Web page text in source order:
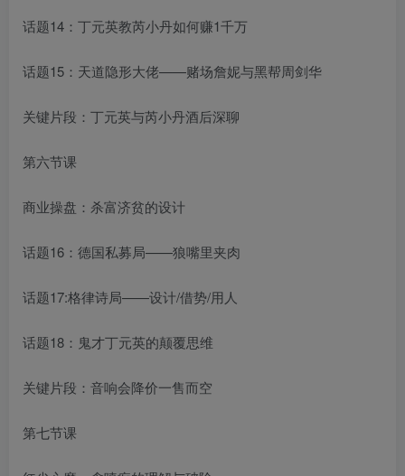
话题14：丁元英教芮小丹如何赚1千万
话题15：天道隐形大佬——赌场詹妮与黑帮周剑华
关键片段：丁元英与芮小丹酒后深聊
第六节课
商业操盘：杀富济贫的设计
话题16：德国私募局——狼嘴里夹肉
话题17:格律诗局——设计/借势/用人
话题18：鬼才丁元英的颠覆思维
关键片段：音响会降价一售而空
第七节课